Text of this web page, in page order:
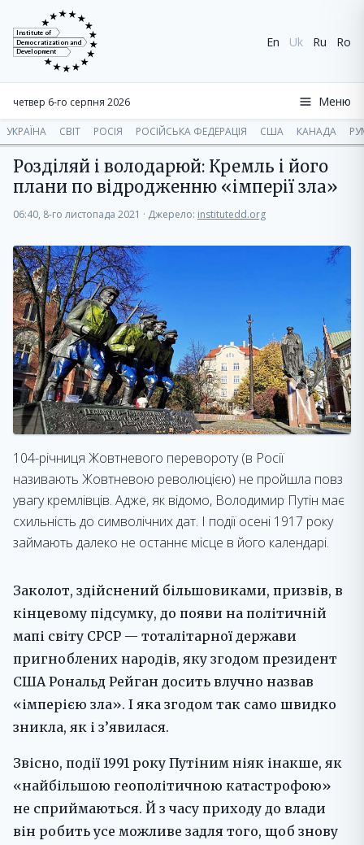
Institute of
Democratization and
Development
En Uk Ru Ro
четвер 6-го серпня 2026 Меню
УКРАЇНА СВІТ РОСІЯ РОСІЙСЬКА ФЕДЕРАЦІЯ США КАНАДА
Розділяй і володарюй: Кремль і його
плани по відродженню «імперії зла»
06:40, 8-го листопада 2021 · Джерело: institutedd.org
104-річниця Жовтневого перевороту (в Росії
називають Жовтневою революцією) не пройшла повз
увагу кремлівців. Адже, як відомо, Володимир Путін має
схильність до символічних дат. І події осені 1917 року
займають далеко не останнє місце в його календарі.
Заколот, здійснений більшовиками, призвів, в
кінцевому підсумку, до появи на політичній
мапі світу СРСР — тоталітарної держави
пригноблених народів, яку згодом президент
США Рональд Рейган досить влучно назвав
«імперією зла». І яка згодом так само швидко
зникла, як і з’явилася.
Звісно, події 1991 року Путіним ніяк інакше, як
«найбільшою геополітичною катастрофою»
не сприймаються. Й з часу приходу до влади
він робить усе можливе задля того, щоб знову